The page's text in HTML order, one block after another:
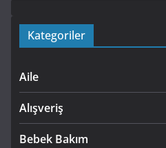
Kategoriler
Aile
Alışveriş
Bebek Bakım